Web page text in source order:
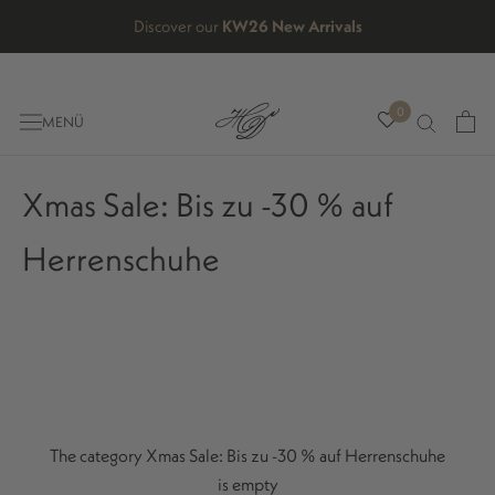
Discover our KW26 New Arrivals
MENÜ
0
Xmas Sale: Bis zu -30 % auf
Herrenschuhe
The category Xmas Sale: Bis zu -30 % auf Herrenschuhe
is empty